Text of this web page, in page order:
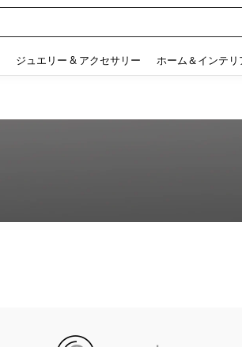
ジュエリー & アクセサリー ホーム＆インテリ